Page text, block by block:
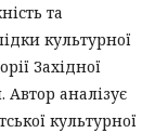
та
культурної
Західної
Автор аналізує
культурної